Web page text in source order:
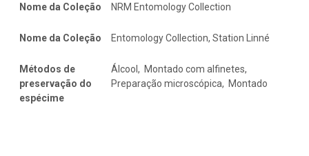
Nome da Coleção NRM Entomology Collection
Nome da Coleção Entomology Collection, Station Linné
Métodos de
preservação do
espécime
Álcool, Montado com alfinetes,
Preparação microscópica, Montado